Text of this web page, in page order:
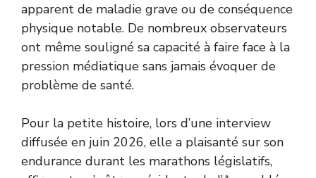
apparent de maladie grave ou de conséquence
physique notable. De nombreux observateurs
ont même souligné sa capacité à faire face à la
pression médiatique sans jamais évoquer de
problème de santé.
Pour la petite histoire, lors d’une interview
diffusée en juin 2026, elle a plaisanté sur son
endurance durant les marathons législatifs,